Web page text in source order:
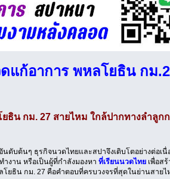
แก้อาการ พหลโยธิน กม
ธิน กม. 27 สายไหม ใกล้ปากทางลำลูก
ดับต้นๆ ธุรกิจนวดไทยและสปาจึงเติบโตอย่างต่อเ
งาน หรือเป็นผู้ที่กำลังมองหา ที่เรียนนวดไทยเพื่อสร้
ยธิน กม. 27 คือคำตอบที่ครบวงจรที่สุดในย่านสายไ